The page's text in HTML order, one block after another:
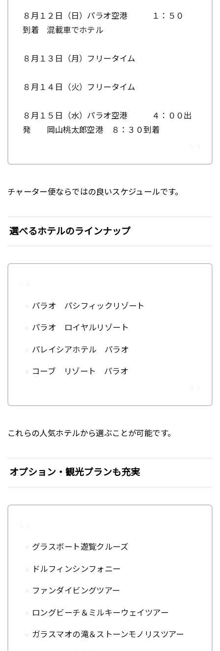
８月１２日（日）パラオ空港 １：５０
到着 混載車でホテル
８月１３日（月）フリータイム
８月１４日（火）フリータイム
８月１５日（水）パラオ空港 ４：００出
発 岡山桃太郎空港 ８：３０到着
チャーター便ならではの良いスケジュールです。
選べるホテルのラインナップ
パラオ パシフィックリゾート
パラオ ロイヤルリゾート
パレイシアホテル パラオ
コーブ リゾート パラオ
これらの人気ホテルから選ぶことが可能です。
オプション・観光プランも充実
グラスボート遊覧クルーズ
ドルフィンシンフォニー
ファンダイビングツアー
ロングビーチ＆ミルキーウェイツアー
ガラスマオの滝＆ストーンモノリスツアー